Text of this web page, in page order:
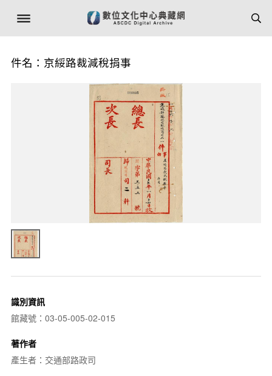
件名：京綏路裁減稅捐事
識別資訊
館藏號：03-05-005-02-015
著作者
產生者：交通部路政司